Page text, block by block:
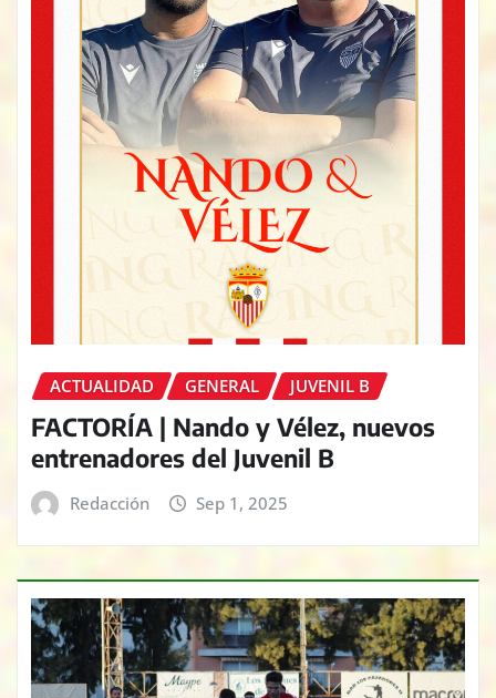
ACTUALIDAD GENERAL JUVENIL B
FACTORÍA | Nando y Vélez, nuevos
entrenadores del Juvenil B
Redacción Sep 1, 2025